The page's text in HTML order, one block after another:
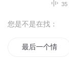
35
您是不是在找：
最后一个情人节